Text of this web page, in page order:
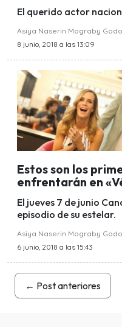
El querido actor
Asiya Naserin Mograby
8 junio, 2018 a las 13:09
Estos son los
enfrentarán en
El jueves 7 de junio
episodio de su estelar.
Asiya Naserin Mograby
6 junio, 2018 a las 15:43
← Post anteriores